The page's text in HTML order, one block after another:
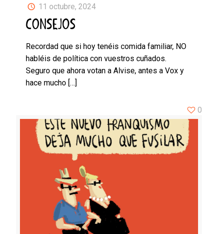
11 octubre, 2024
CONSEJOS
Recordad que si hoy tenéis comida familiar, NO
habléis de política con vuestros cuñados.
Seguro que ahora votan a Alvise, antes a Vox y
hace mucho […]
0